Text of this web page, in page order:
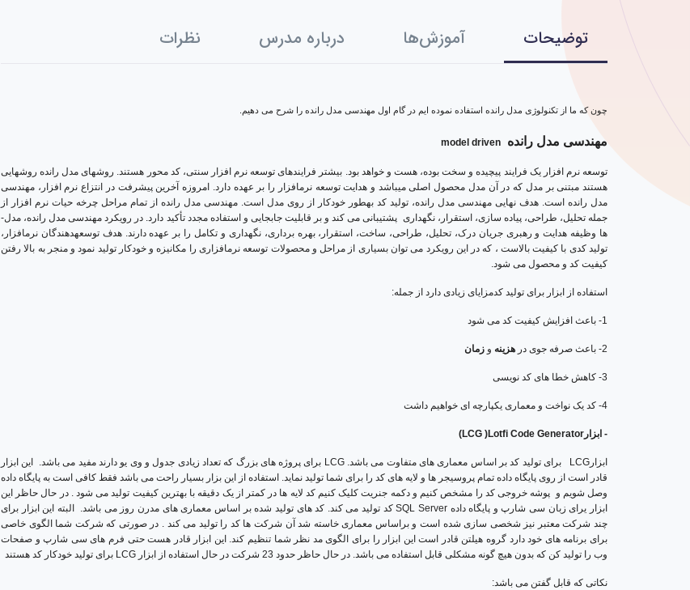
توضیحات آموزش‌ها درباره مدرس نظرات
چون که ما از تکنولوژی مدل رانده استفاده نموده ایم در گام اول مهندسی مدل ­رانده را شرح می دهیم.
مهندسی مدل ­رانده model driven
توسعه نرم­ افزار یک فرایند پیچیده و سخت بوده، هست و خواهد بود. بیشتر فرایندهای توسعه نرم­ افزار سنتی، کد ­محور هستند. روشهای مدل­ رانده روش­هایی
هستند مبتنی بر مدل که در آن مدل محصول اصلی می­باشد و هدایت توسعه نرمافزار را بر عهده دارد. امروزه آخرین پیشرفت در انتزاع نرم­ افزار، مهندسی
مدل­ رانده است. هدف نهایی مهندسی مدل ­رانده، تولید کد بهطور خودکار از روی مدل است. مهندسی مدل ­رانده از تمام مراحل چرخه حیات نرم ­افزار از
جمله تحلیل، طراحی، پیاده­ سازی، استقرار، نگهداری پشتیبانی می­ کند و بر قابلیت جابجایی و استفاده مجدد تأکید دارد. در رویکرد مهندسی مدل­ رانده، مدل­
ها وظیفه هدایت و رهبری جریان درک، تحلیل، طراحی، ساخت، استقرار، بهره­ برداری، نگهداری و تکامل را بر عهده دارند. هدف توسعهدهندگان نرم­افزار،
تولید کدی با کیفیت بالاست ، که در این رویکرد می­ توان بسیاری از مراحل و محصولات توسعه نرمافزاری را مکانیزه و خودکار تولید نمود و منجر به بالا رفتن
کیفیت کد و محصول می­ شود.
استفاده از ابزار برای تولید کدمزایای زیادی دارد از جمله:
1- باعث افزایش کیفیت کد می شود
2- باعث صرفه جوی در هزینه و زمان
3- کاهش خطا های کد نویسی
4- کد یک نواخت و معماری یکپارچه ای خواهیم داشت
- ابزار Lotfi Code Generator(
(LCG
ابزارLCG برای تولید کد بر اساس معماری های متفاوت می باشد . LCG برای پروژه های بزرگ که تعداد زیادی جدول و وی یو دارند مفید می باشد.
این ابزار
قادر است از روی پایگاه داده تمام پروسیجر ها و لایه های کد را برای شما تولید نماید. استفاده از این بزار بسیار راحت می باشد فقط کافی است به پایگاه داده
وصل شویم و پوشه خروجی کد را مشخص کنیم و دکمه جنریت کلیک کنیم کد لایه ها در کمتر از یک دقیقه با بهترین کیفیت تولید می شود . در حال حاظر این
ابزار یرای زبان سی شارپ و پایگاه داده SQL Server کد تولید می کند. کد های تولید شده بر اساس معماری های مدرن روز می باشد.
البته این ابزار برای
چند شرکت معتبر نیز شخصی سازی شده است و براساس معماری خاسته شد آن شرکت ها کد را تولید می کند . در صورتی که شرکت شما الگوی خاصی
برای برنامه های خود دارد گروه هیلتن قادر است این ابزار را برای الگوی مد نظر شما تنظیم کند. این ابزار قادر هست حتی فرم های سی شارپ و صفحات
وب را تولید کن که بدون هیچ گونه مشکلی قابل استفاده می باشد. در حال حاظر حدود 23 شرکت در حال استفاده از ابزار LCG برای تولید خودکار کد هستند
نکاتی که قابل گفتن می باشد: